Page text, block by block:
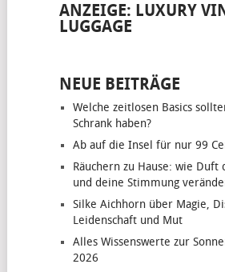
ANZEIGE: LUXURY
LUGGAGE
NEUE BEITRÄGE
Welche zeitlosen Basics
Schrank haben?
Ab auf die Insel für nur 99
Räuchern zu Hause: wie Duft
und deine Stimmung
Silke Aichhorn über Magie,
Leidenschaft und Mut
Alles Wissenswerte zur
2026